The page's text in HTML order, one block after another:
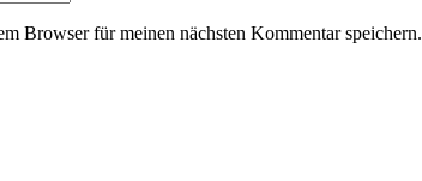
Browser für meinen nächsten Kommentar speichern.